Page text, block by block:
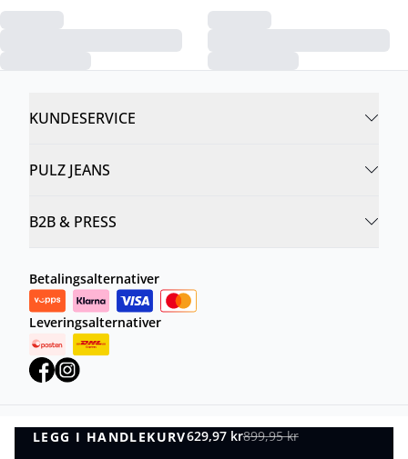
LEGG I HANDLEKURV629,97 kr899,95 kr
LEGG I HANDLEKURV
KUNDESERVICE
PULZ JEANS
B2B & PRESS
Betalingsalternativer
Leveringsalternativer
Personvernregler Vilkår og betingelser